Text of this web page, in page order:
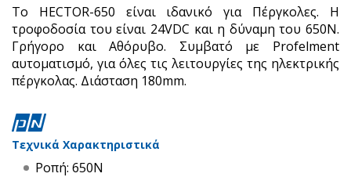
Το HECTOR-650 είναι ιδανικό για Πέργκολες. Η
τροφοδοσία του είναι 24VDC και η δύναμη του 650Ν.
Γρήγορο και Αθόρυβο. Συμβατό με Profelment
αυτοματισμό, για όλες τις λειτουργίες της ηλεκτρικής
πέργκολας. Διάσταση 180mm.
Τεχνικά Χαρακτηριστικά
Ροπή: 650Ν